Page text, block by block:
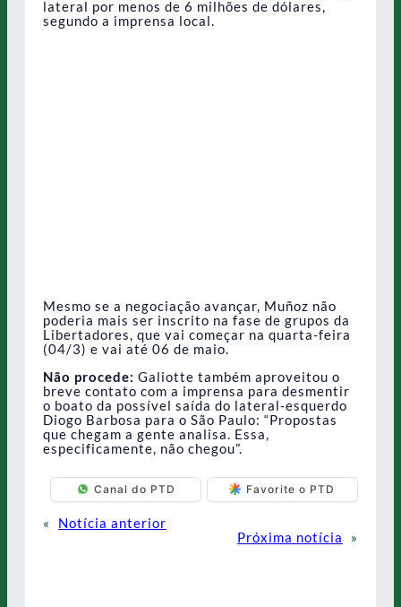
lateral por menos de 6 milhões de dólares,
segundo a imprensa local.
Mesmo se a negociação avançar, Muñoz não
poderia mais ser inscrito na fase de grupos da
Libertadores, que vai começar na quarta-feira
(04/3) e vai até 06 de maio.
Não procede: Galiotte também aproveitou o
breve contato com a imprensa para desmentir
o boato da possível saída do lateral-esquerdo
Diogo Barbosa para o São Paulo: “Propostas
que chegam a gente analisa. Essa,
especificamente, não chegou”.
Canal do PTD Favorite o PTD
«
Notícia anterior
Próxima notícia
»